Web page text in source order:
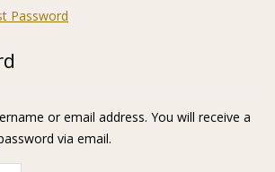
Password
or email address. You will receive a
via email.